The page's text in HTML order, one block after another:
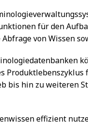
für den
von Wissen
Produktlebenszyklus
bis hin zu weiteren
effizient